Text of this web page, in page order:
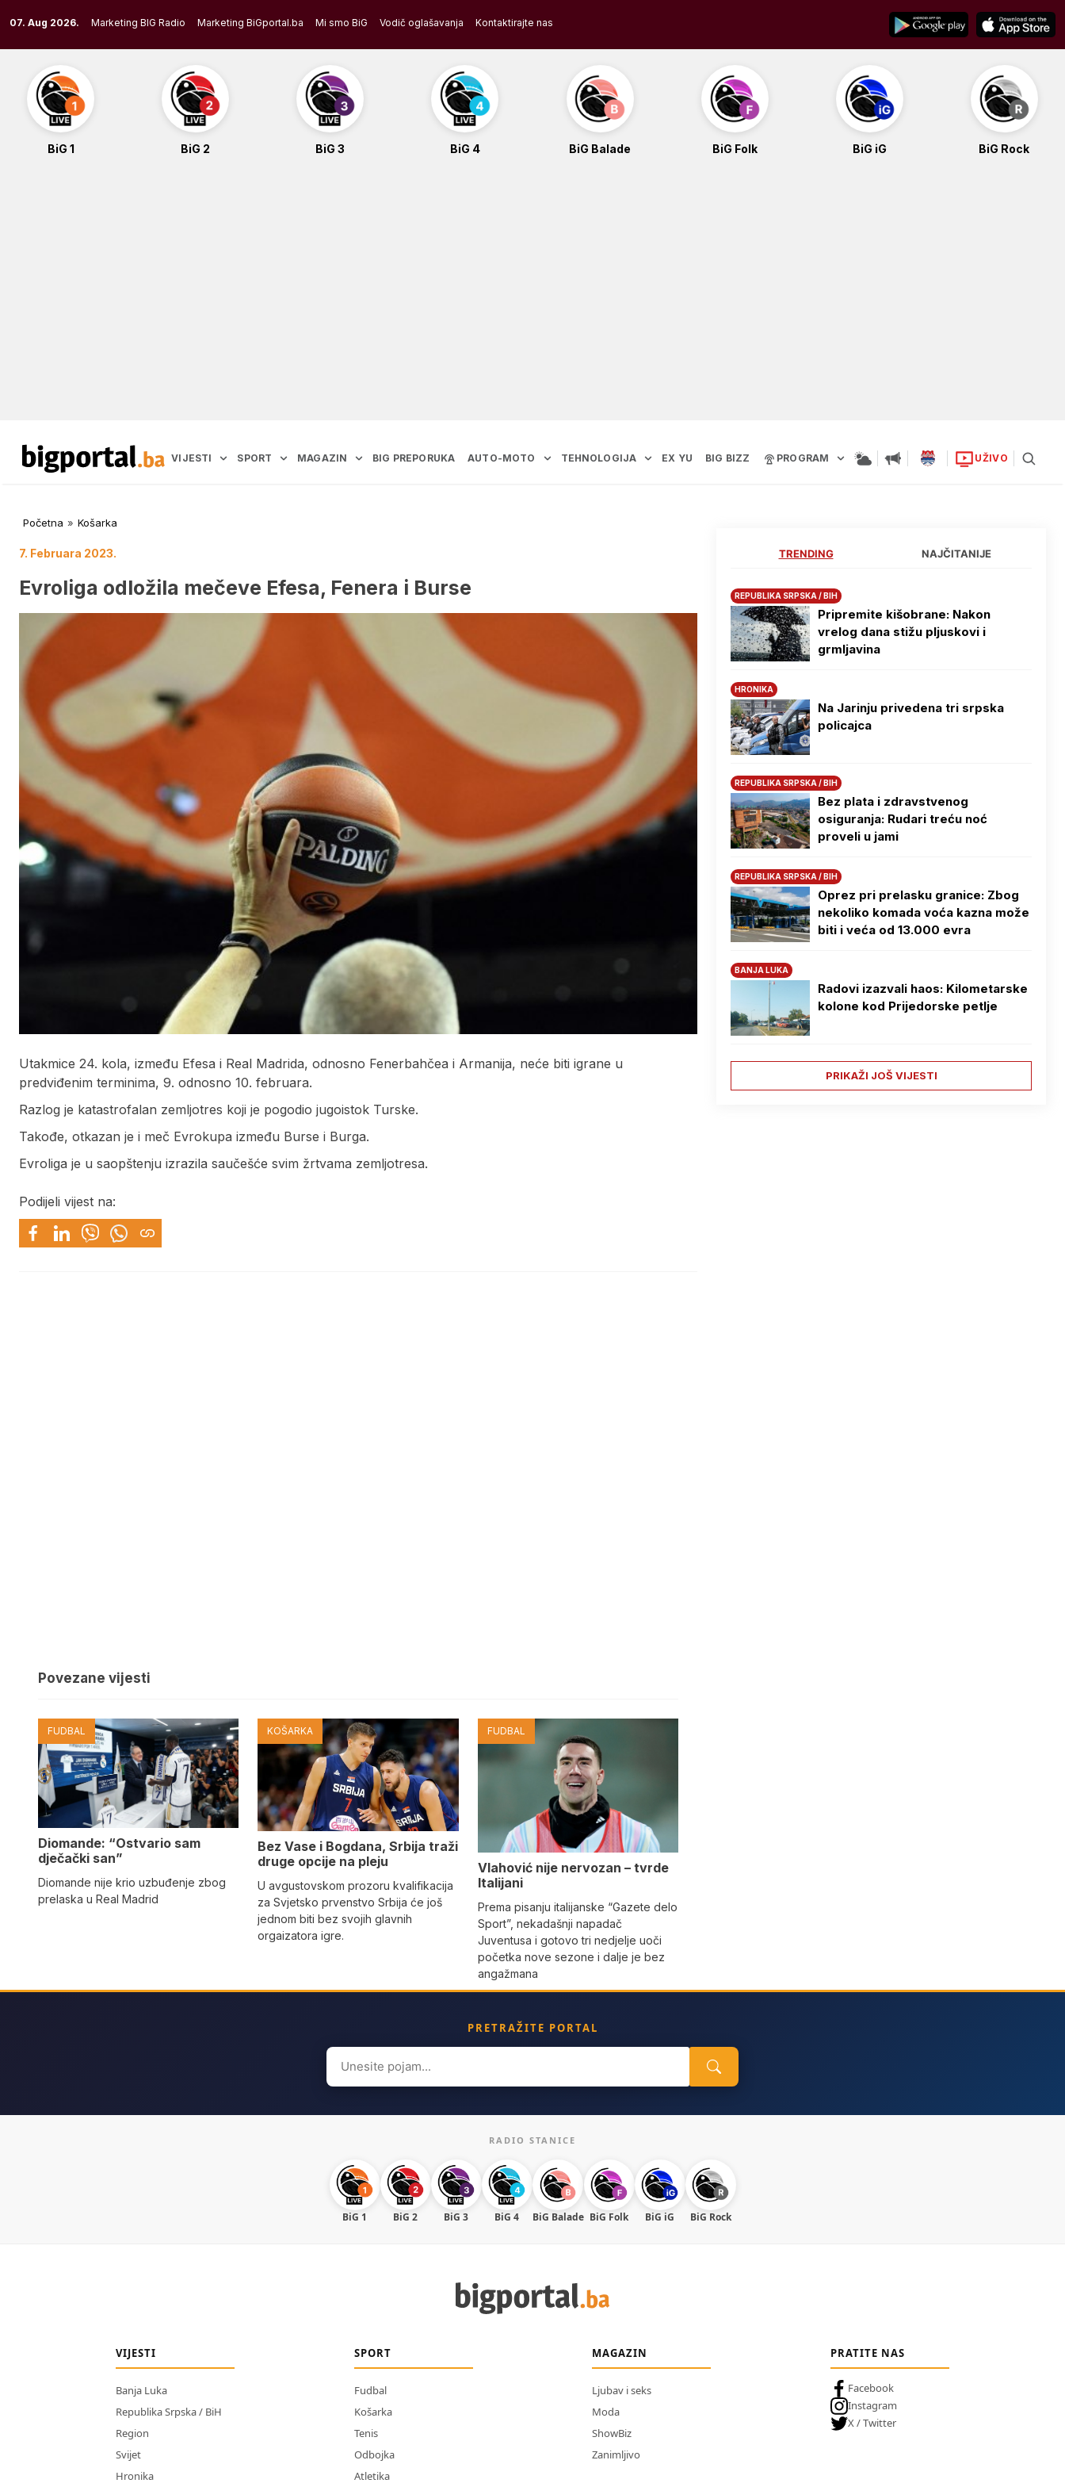
to
content
07. Aug 2026. Marketing BIG Radio Marketing BiGportal.ba Mi smo BiG Vodič oglašavanja Kontaktirajte nas
BiG 1 BiG 2 BiG 3 BiG 4 BiG Balade BiG Folk BiG iG BiG Rock
VIJESTI SPORT MAGAZIN BIG PREPORUKA AUTO-MOTO TEHNOLOGIJA EX YU BIG BIZZ PROGRAM UŽIVO
Početna » Košarka
7. Februara 2023.
Evroliga odložila mečeve Efesa, Fenera i Burse
Utakmice 24. kola, između Efesa i Real Madrida, odnosno Fenerbahčea i Armanija, neće biti igrane u
predviđenim terminima, 9. odnosno 10. februara.
Razlog je katastrofalan zemljotres koji je pogodio jugoistok Turske.
Takođe, otkazan je i meč Evrokupa između Burse i Burga.
Evroliga je u saopštenju izrazila saučešće svim žrtvama zemljotresa.
Podijeli vijest na:
Povezane vijesti
FUDBAL
Diomande: “Ostvario sam
dječački san”
Diomande nije krio uzbuđenje zbog
prelaska u Real Madrid
KOŠARKA
Bez Vase i Bogdana, Srbija traži
druge opcije na pleju
U avgustovskom prozoru kvalifikacija
za Svjetsko prvenstvo Srbija će još
jednom biti bez svojih glavnih
orgaizatora igre.
FUDBAL
Vlahović nije nervozan – tvrde
Italijani
Prema pisanju italijanske “Gazete delo
Sport”, nekadašnji napadač
Juventusa i gotovo tri nedjelje uoči
početka nove sezone i dalje je bez
angažmana
TRENDING NAJČITANIJE
REPUBLIKA SRPSKA / BIH
Pripremite kišobrane: Nakon
vrelog dana stižu pljuskovi i
grmljavina
HRONIKA
Na Јarinju privedena tri srpska
policajca
REPUBLIKA SRPSKA / BIH
Bez plata i zdravstvenog
osiguranja: Rudari treću noć
proveli u jami
REPUBLIKA SRPSKA / BIH
Oprez pri prelasku granice: Zbog
nekoliko komada voća kazna može
biti i veća od 13.000 evra
BANJA LUKA
Radovi izazvali haos: Kilometarske
kolone kod Prijedorske petlje
PRIKAŽI JOŠ VIJESTI
PRETRAŽITE PORTAL
Search
for:
RADIO STANICE
BiG 1 BiG 2 BiG 3 BiG 4 BiG Balade BiG Folk BiG iG BiG Rock
VIJESTI
Banja Luka
Republika Srpska / BiH
Region
Svijet
Hronika
SPORT
Fudbal
Košarka
Tenis
Odbojka
Atletika
MAGAZIN
Ljubav i seks
Moda
ShowBiz
Zanimljivo
PRATITE NAS
Facebook
Instagram
X / Twitter